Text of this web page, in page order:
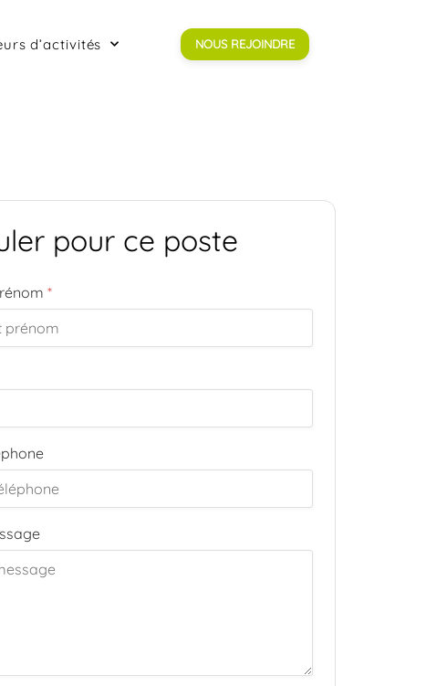
d’activités NOUS REJOINDRE
pour ce poste
*